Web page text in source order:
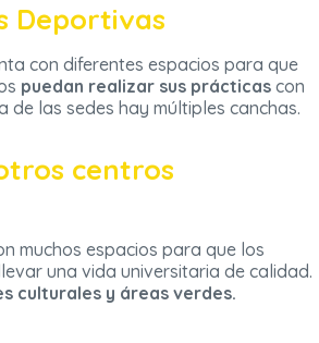
Deportivas
con diferentes espacios para que
puedan realizar sus prácticas con
de las sedes hay múltiples canchas.
centros
muchos espacios para que los
una vida universitaria de calidad.
culturales y áreas verdes.